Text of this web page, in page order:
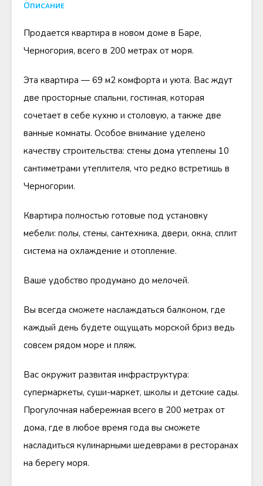
Описание
Продается квартира в новом доме в Баре,
Черногория, всего в 200 метрах от моря.
Эта квартира — 69 м2 комфорта и уюта. Вас ждут
две просторные спальни, гостиная, которая
сочетает в себе кухню и столовую, а также две
ванные комнаты. Особое внимание уделено
качеству строительства: стены дома утеплены 10
сантиметрами утеплителя, что редко встретишь в
Черногории.
Квартира полностью готовые под установку
мебели: полы, стены, сантехника, двери, окна, сплит
система на охлаждение и отопление.
Ваше удобство продумано до мелочей.
Вы всегда сможете наслаждаться балконом, где
каждый день будете ощущать морской бриз ведь
совсем рядом море и пляж.
Вас окружит развитая инфраструктура:
супермаркеты, суши-маркет, школы и детские сады.
Прогулочная набережная всего в 200 метрах от
дома, где в любое время года вы сможете
насладиться кулинарными шедеврами в ресторанах
на берегу моря.